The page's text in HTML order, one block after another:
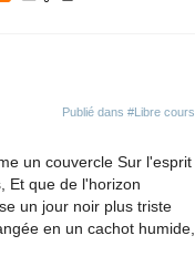
Publié dans #Libre cours
un couvercle Sur l'esprit
Et que de l'horizon
un jour noir plus triste
en un cachot humide,